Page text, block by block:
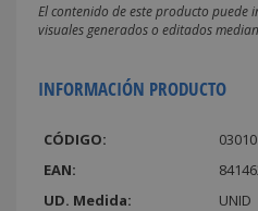
El contenido de este producto puede
visuales generados o editados
INFORMACIÓN PRODUCTO
CÓDIGO:
EAN:
UD. Medida:
UNID